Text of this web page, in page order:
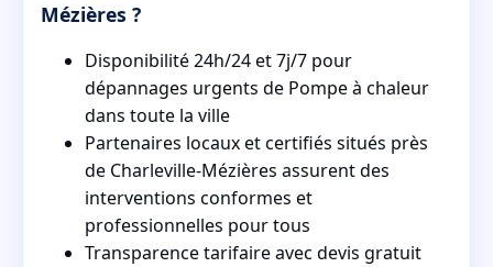
Mézières ?
Disponibilité 24h/24 et 7j/7 pour
dépannages urgents de Pompe à chaleur
dans toute la ville
Partenaires locaux et certifiés situés près
de Charleville-Mézières assurent des
interventions conformes et
professionnelles pour tous
Transparence tarifaire avec devis gratuit